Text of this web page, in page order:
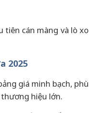
tiên cán màng và lò xo
2025
giá minh bạch, phù
hiệu lớn.